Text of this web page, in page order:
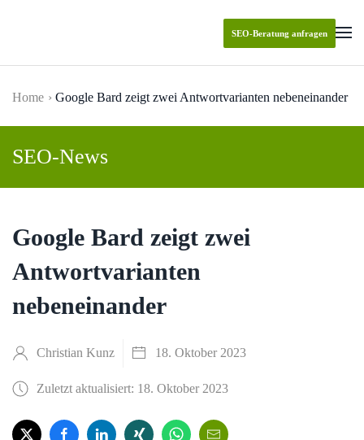
SEO-Beratung anfragen
Home Google Bard zeigt zwei Antwortvarianten nebeneinander
SEO-News
Google Bard zeigt zwei
Antwortvarianten
nebeneinander
Christian Kunz 18. Oktober 2023
Zuletzt aktualisiert: 18. Oktober 2023